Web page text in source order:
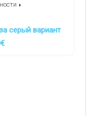
и вывод сетей
УСЛУГА
радиаторы через
серый вариант